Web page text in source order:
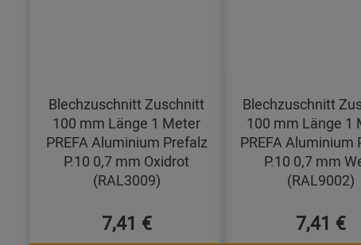
Blechzuschnitt Zuschnitt
100 mm Länge 1 Meter
PREFA Aluminium Prefalz
P.10 0,7 mm Oxidrot
(RAL3009)
7,41 €
Blechzuschnitt
100 mm Länge 1
PREFA Aluminium
P.10 0,7 mm
(RAL9002)
7,41 €